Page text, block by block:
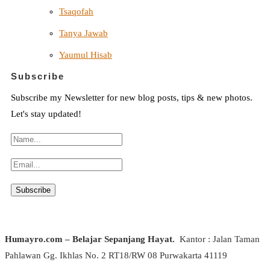
Tsaqofah
Tanya Jawab
Yaumul Hisab
Subscribe
Subscribe my Newsletter for new blog posts, tips & new photos.
Let's stay updated!
Humayro.com – Belajar Sepanjang Hayat. Kantor : Jalan Taman
Pahlawan Gg. Ikhlas No. 2 RT18/RW 08 Purwakarta 41119